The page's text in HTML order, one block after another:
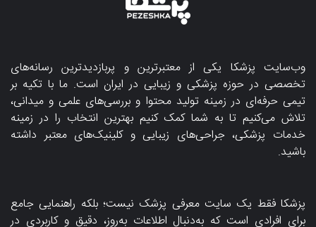
وب‌سایت پزشکا یکی از معتبرترین و پربازدیدترین رسانه‌های
تخصصی در حوزه پزشکی و زیبایی در ایران است. ما با تکیه بر
تیمی حرفه‌ای در زمینه تولید محتوا و بررسی‌های علمی و میدانی،
تلاش می‌کنیم تا به شما کمک کنیم بهترین انتخاب را در زمینه
خدمات پزشکی، جراحی‌های زیبایی و کلینیک‌های معتبر داشته
باشید.
پزشکا فقط یک سایت معرفی پزشک نیست؛ بلکه راهنمایی جامع
برای افرادی است که به‌دنبال اطلاعات به‌روز، دقیق و کاربردی در